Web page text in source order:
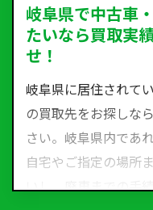
岐阜県で中古車
たいなら買取実
せ！
岐阜県に居住されて
の買取先をお探しな
さい。岐阜県内であ
自宅やご指定の場所
いし、廃車までの手